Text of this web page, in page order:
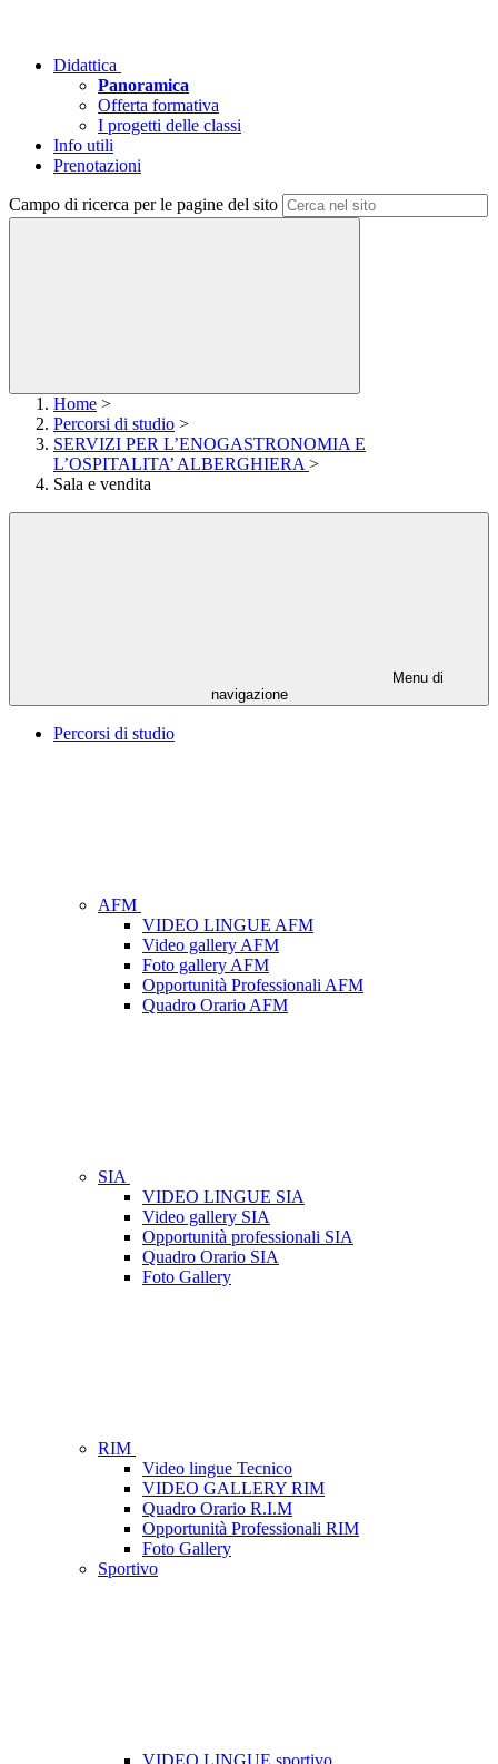
Didattica
Panoramica
Offerta formativa
I progetti delle classi
Info utili
Prenotazioni
Campo di ricerca per le pagine del sito
Home >
Percorsi di studio >
SERVIZI PER L’ENOGASTRONOMIA E
L’OSPITALITA’ ALBERGHIERA >
Sala e vendita
Menu di
navigazione
Percorsi di studio
AFM
VIDEO LINGUE AFM
Video gallery AFM
Foto gallery AFM
Opportunità Professionali AFM
Quadro Orario AFM
SIA
VIDEO LINGUE SIA
Video gallery SIA
Opportunità professionali SIA
Quadro Orario SIA
Foto Gallery
RIM
Video lingue Tecnico
VIDEO GALLERY RIM
Quadro Orario R.I.M
Opportunità Professionali RIM
Foto Gallery
Sportivo